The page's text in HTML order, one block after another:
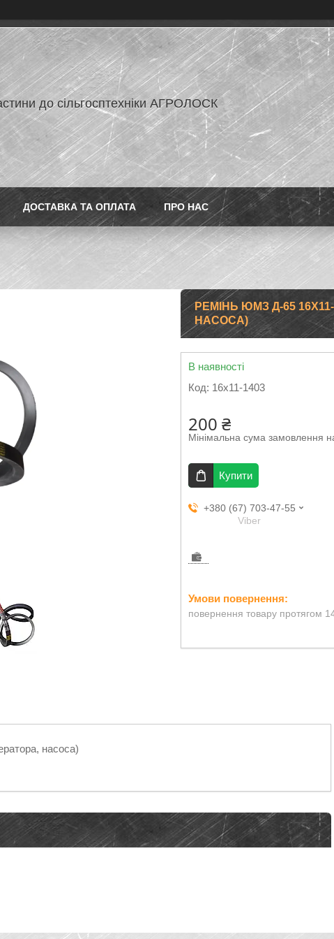
до сільгосптехніки АГРОЛОСК
ДОСТАВКА ТА ОПЛАТА ПРО НАС
РЕМІНЬ ЮМЗ Д-65
НАСОСА)
В наявності
Код: 16х11-1403
200 ₴
Мінімальна сума замовлення
Купити
+380 (67) 703-47-55
Viber
повернення товару протягом
насоса)